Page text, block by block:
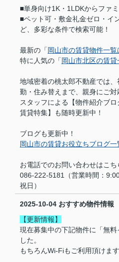
■単身向け1K・1LDKからファ
■ペット可・敷金礼金ゼロ・イ
ど、多彩な条件で検索可能！
最新の「 岡山市の賃貸物件一覧
特に人気の「 岡山市北区の賃貸
地域密着の桃太郎不動産では
勤・住み替えまで、親身にご対
スタッフによる【物件紹介ブ
賃貸特集】も随時更新中！
ブログも更新中！
岡山市の賃貸お役立ちブログ一
お電話でのお問い合わせはこち
086-222-5181（営業時間：
祝日）
2025-10-04 おすすめ物件情報
【更新情報】
現在募集中の下記物件に「無
した。
もちろんWi-Fiもご利用頂けます